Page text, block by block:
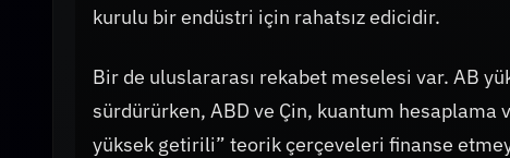
kurulu bir endüstri için rahatsız edicidir.
Bir de uluslararası rekabet meselesi var. AB
sürdürürken, ABD ve Çin, kuantum hesaplama
yüksek getirili” teorik çerçeveleri finanse